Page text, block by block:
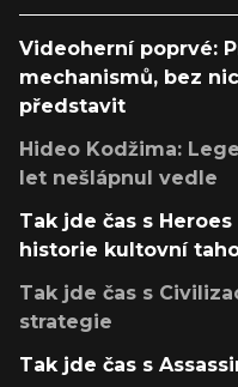
Videoherní poprvé:
mechanismů, bez
představit
Hideo Kodžima:
let nešlápnul vedle
Tak jde čas s
historie kultovní
Tak jde čas s
strategie
Tak jde čas s